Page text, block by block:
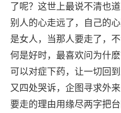
了呢？这世上最说不清也
别人的心走远了，自己的
是女人，当那人要走了，
何是好时，最喜欢问为什
可以对症下药，让一切回
又四处哭诉，企图寻求外
要走的理由用缘尽两字把